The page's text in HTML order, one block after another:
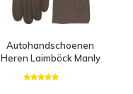
Autohandschoenen
Heren Laimböck Manly